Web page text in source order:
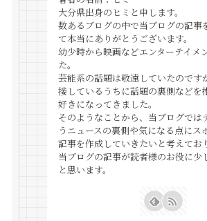
大分県出身のヒミと申します。
数あるブログの中で当ブログの記事
て本当にありがとうございます。
幼少時から映画などエンターテイメ
た。
芸能系の話題は敬遠していたのです
接しているうちに話題の裏側などを
好きになってきました。
そのようなことから、当ブログでは
うニュースの裏側や気になる点にス
記事を作成していきたいと考えてお
当ブログの記事が読者様のお役に少
と思います。